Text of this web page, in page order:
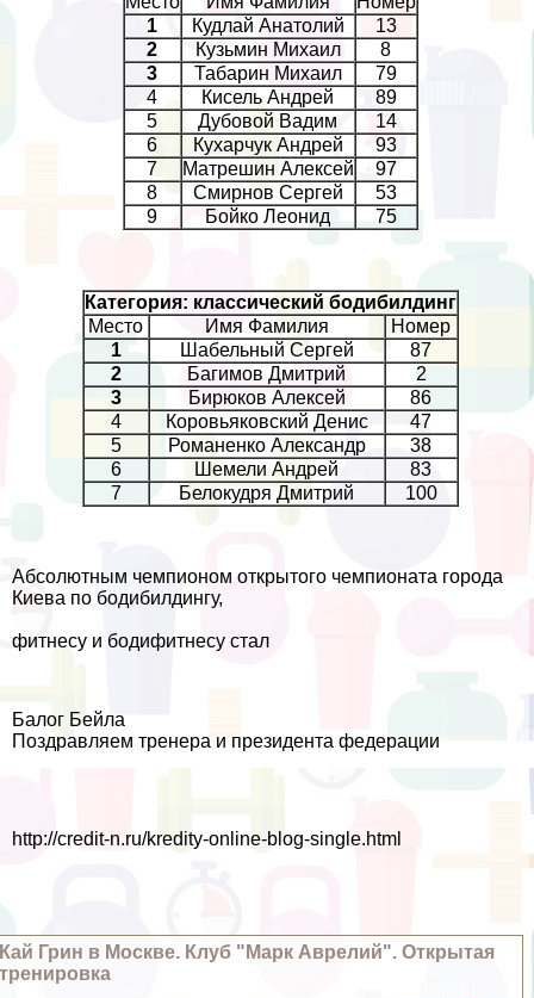
1
Кудлай Анатолий
13
2
Кузьмин Михаил
8
3
Табарин Михаил
79
4
Кисель Андрей
89
5
Дубовой Вадим
14
6
Кухарчук Андрей
93
7
Матрешин Алексей
97
8
Смирнов Сергeй
53
9
Бойко Леонид 75
Категория: классический бодибилдинг
Место
Имя Фамилия
Номер
1
Шабельный Сергeй
87
2
Багимов Дмитрий
2
3
Бирюков Алексей
86
4
Коровьяковский Денис
47
5
Романенко Александр
38
6
Шемели Андрей
83
7
Белокудря Дмитрий 100
Абсолютным чемпионом открытого чемпионата города
Киева по бодибилдингу,
фитнесу и бодифитнесу стал
Балог Бейла
Поздравляем тренера и президента федерации
http://credit-n.ru/kredity-online-blog-single.html
Кай Грин в Москве. Клуб "Марк Аврелий". Открытая
тренировка